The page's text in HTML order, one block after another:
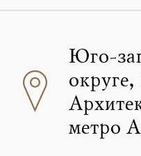
Юго-
метро